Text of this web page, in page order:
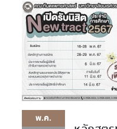
พ.ค.